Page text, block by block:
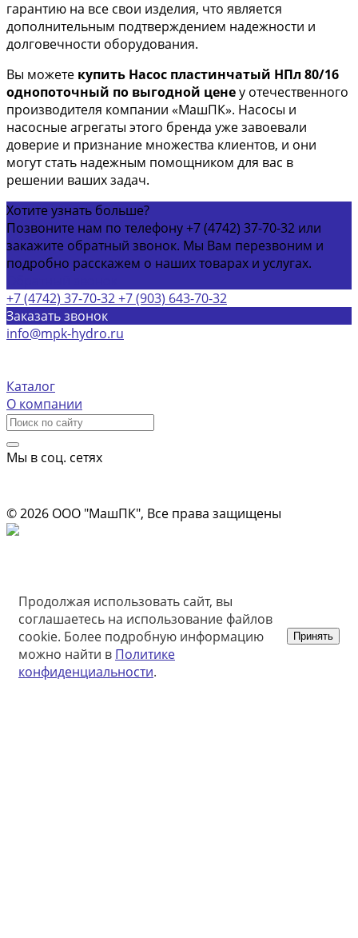
гарантию на все свои изделия, что является
дополнительным подтверждением надежности и
долговечности оборудования.
Вы можете купить Насос пластинчатый НПл 80/16
однопоточный по выгодной ценеу отечественного
производителя компании «МашПК». Насосы и
насосные агрегаты этого бренда уже завоевали
доверие и признание множества клиентов, и они
могут стать надежным помощником для вас в
решении ваших задач.
Хотите узнать больше?
Позвоните нам по телефону +7 (4742) 37-70-32 или
закажите обратный звонок. Мы Вам перезвоним и
подробно расскажем о наших товарах и услугах.
+7 (4742) 37-70-32+7 (903) 643-70-32
Заказать звонок
info@mpk-hydro.ru
Каталог
О компании
Мы в соц. сетях
© 2026 ООО "МашПК", Все права защищены
Продолжая использовать сайт, вы
соглашаетесь на использование файлов
cookie. Более подробную информацию
можно найти в Политике
конфиденциальности.
Принять